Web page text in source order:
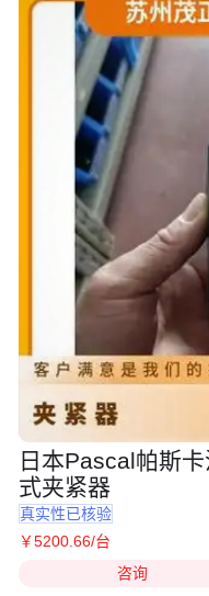
日本Pascal帕斯
式夹紧器
真实性已核验
￥5200 .66/台
咨询